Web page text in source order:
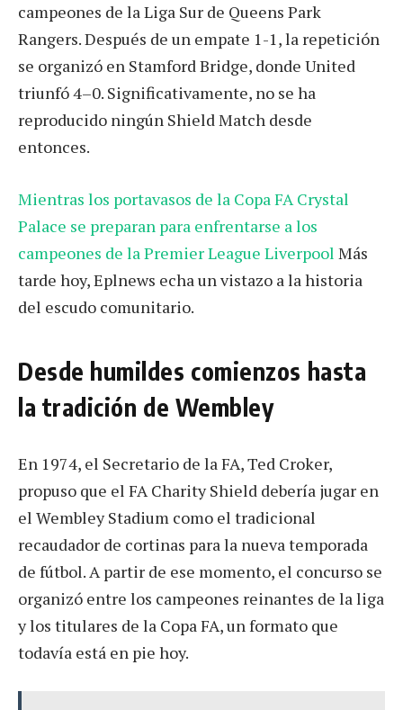
campeones de la Liga Sur de Queens Park
Rangers. Después de un empate 1-1, la repetición
se organizó en Stamford Bridge, donde United
triunfó 4–0. Significativamente, no se ha
reproducido ningún Shield Match desde
entonces.
Mientras los portavasos de la Copa FA Crystal
Palace se preparan para enfrentarse a los
campeones de la Premier League Liverpool Más
tarde hoy, Eplnews echa un vistazo a la historia
del escudo comunitario.
Desde humildes comienzos hasta
la tradición de Wembley
En 1974, el Secretario de la FA, Ted Croker,
propuso que el FA Charity Shield debería jugar en
el Wembley Stadium como el tradicional
recaudador de cortinas para la nueva temporada
de fútbol. A partir de ese momento, el concurso se
organizó entre los campeones reinantes de la liga
y los titulares de la Copa FA, un formato que
todavía está en pie hoy.